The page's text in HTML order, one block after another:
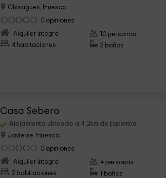
Chisagues, Huesca
0 opiniones
Alquiler íntegro
4 habitaciones
10 personas
3 baños
Casa Sebero
Alojamiento ubicado a 4.2km de Espierba
Javierre, Huesca
0 opiniones
Alquiler íntegro
2 habitaciones
4 personas
1 baños